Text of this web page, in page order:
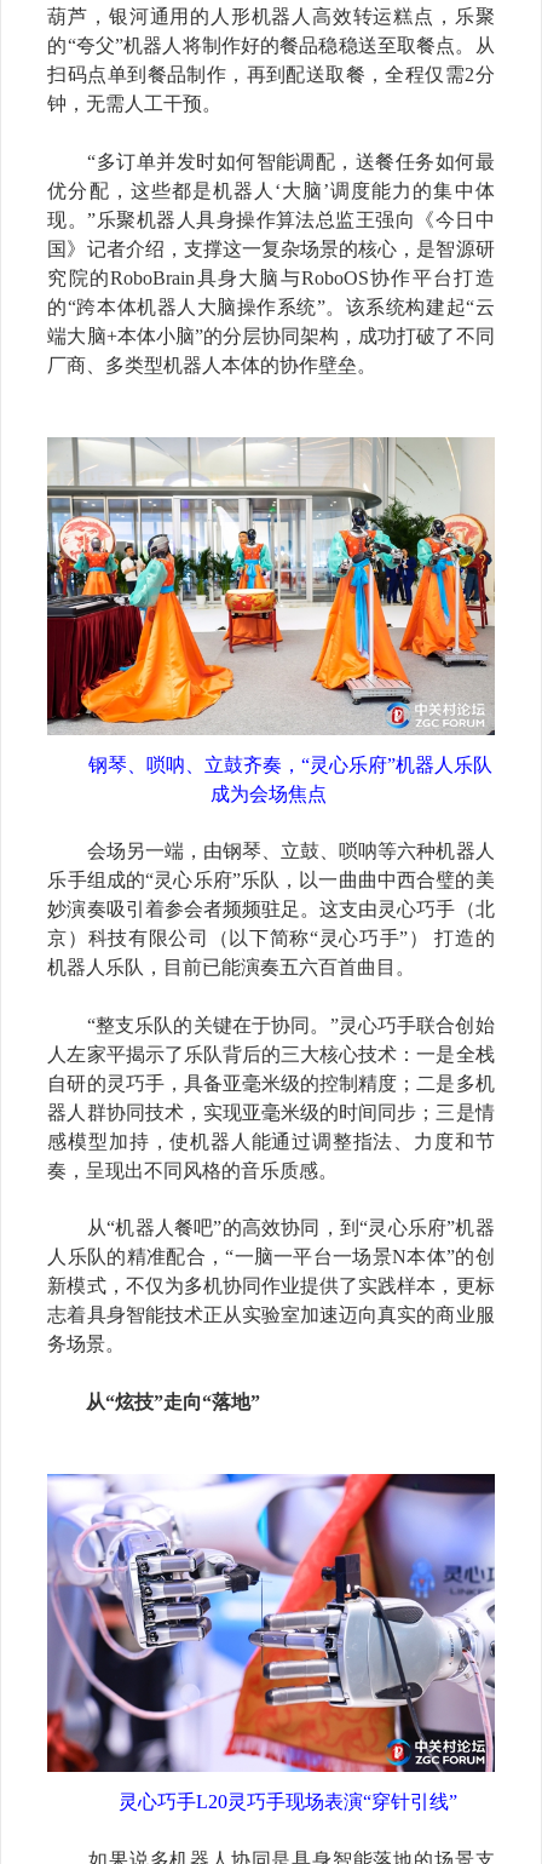
葫芦，银河通用的人形机器人高效转运糕点，乐聚
的“夸父”机器人将制作好的餐品稳稳送至取餐点。从
扫码点单到餐品制作，再到配送取餐，全程仅需2分
钟，无需人工干预。
“多订单并发时如何智能调配，送餐任务如何最
优分配，这些都是机器人 ‘大脑’调度能力的集中体
现。”乐聚机器人具身操作算法总监王强向《今日中
国》记者介绍，支撑这一复杂场景的核心，是智源研
究院的RoboBrain具身大脑与RoboOS协作平台打造
的“跨本体机器人大脑操作系统”。该系统构建起“云
端大脑+本体小脑”的分层协同架构，成功打破了不同
厂商、多类型机器人本体的协作壁垒。
钢琴、唢呐、立鼓齐奏， “灵心乐府”机器人乐队
成为会场焦点
会场另一端，由钢琴、立鼓、唢呐等六种机器人
乐手组成的“灵心乐府”乐队，以一曲曲中西合璧的美
妙演奏吸引着参会者频频驻足。这支由灵心巧手（北
京）科技有限公司（以下简称“灵心巧手”）
打造的
机器人乐队，目前已能演奏五六百首曲目。
“整支乐队的关键在于协同。 ”灵心巧手联合创始
人左家平揭示了乐队背后的三大核心技术：一是全栈
自研的灵巧手，具备亚毫米级的控制精度；二是多机
器人群协同技术，实现亚毫米级的时间同步；三是情
感模型加持，使机器人能通过调整指法、力度和节
奏，呈现出不同风格的音乐质感。
从“机器人餐吧”的高效协同，到“灵心乐府”机器
人乐队的精准配合，“一脑一平台一场景N本体”的创
新模式，不仅为多机协同作业提供了实践样本，更标
志着具身智能技术正从实验室加速迈向真实的商业服
务场景。
从“炫技”走向“落地”
灵心巧手L20灵巧手现场表演“穿针引线”
如果说多机器人协同是具身智能落地的场景支